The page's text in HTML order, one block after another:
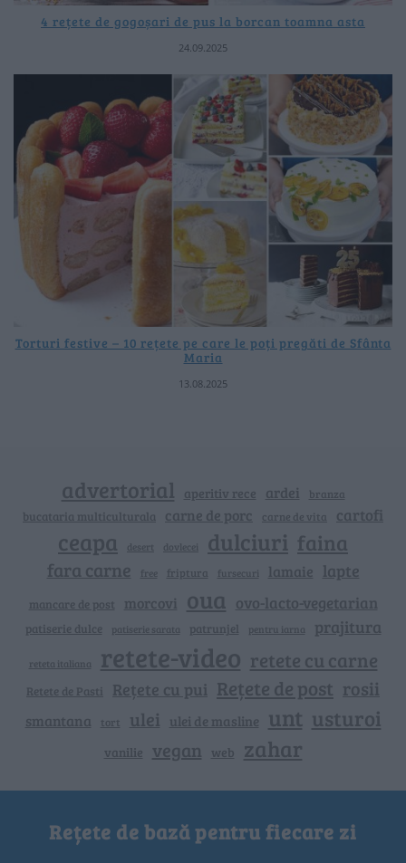
4 rețete de gogoșari de pus la borcan toamna asta
24.09.2025
Torturi festive – 10 rețete pe care le poți pregăti de Sfânta
Maria
13.08.2025
advertorial aperitiv rece ardei branza
bucataria multiculturala carne de porc carne de vita cartofi
ceapa desert dovlecei dulciuri faina
fara carne free friptura fursecuri lamaie lapte
mancare de post morcovi oua ovo-lacto-vegetarian
patiserie dulce patiserie sarata patrunjel pentru iarna prajitura
reteta italiana retete-video retete cu carne
Retete de Pasti Rețete cu pui Rețete de post rosii
smantana tort ulei ulei de masline unt usturoi
vanilie vegan web zahar
Rețete de bază pentru fiecare zi